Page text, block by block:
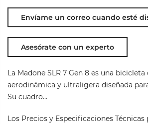
Asesórate con un experto
La Madone SLR 7 Gen 8 es una
aerodinámica y ultraligera diseñada
Su cuadro...
Los Precios y Especificaciones